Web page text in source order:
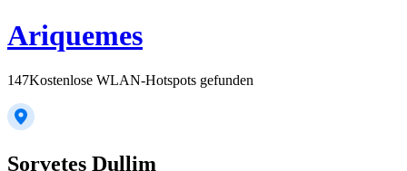
Ariquemes
147Kostenlose WLAN-Hotspots gefunden
Sorvetes Dullim